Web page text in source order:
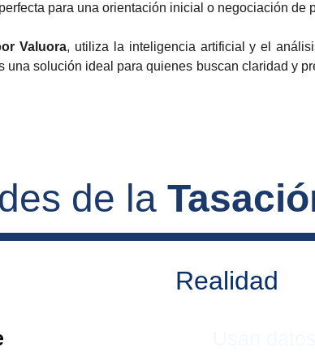
para una orientación inicial o negociación de
Valuora, utiliza la inteligencia artificial y el
una solución ideal para quienes buscan claridad y
de la
Realidad